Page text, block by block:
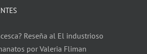
Reseña al El industrioso
por Valeria Fliman